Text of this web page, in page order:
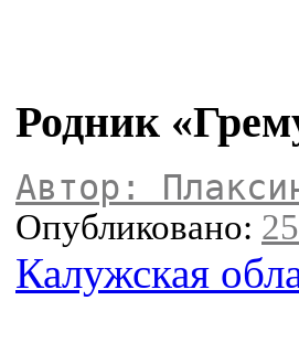
Родник
Автор:
Опубликовано:
Калужская